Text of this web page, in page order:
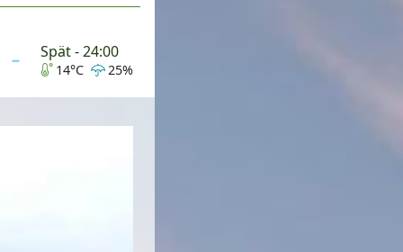
Spät - 24:00
14°C 25%